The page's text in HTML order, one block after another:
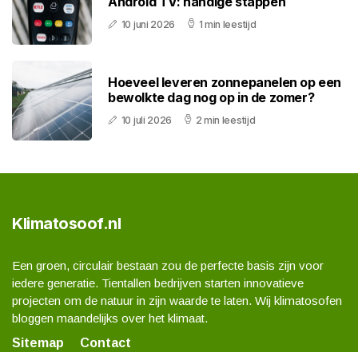
10 juni 2026 1 min leestijd
Hoeveel leveren zonnepanelen op een
bewolkte dag nog op in de zomer?
10 juli 2026 2 min leestijd
Klimatosoof.nl
Een groen, circulair bestaan zou de perfecte basis zijn voor
iedere generatie. Tientallen bedrijven starten innovatieve
projecten om de natuur in zijn waarde te laten. Wij klimatosofen
bloggen maandelijks over het klimaat.
Sitemap
Contact